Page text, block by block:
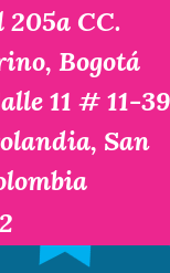
205a CC.
Bogotá
11 # 11-39
San